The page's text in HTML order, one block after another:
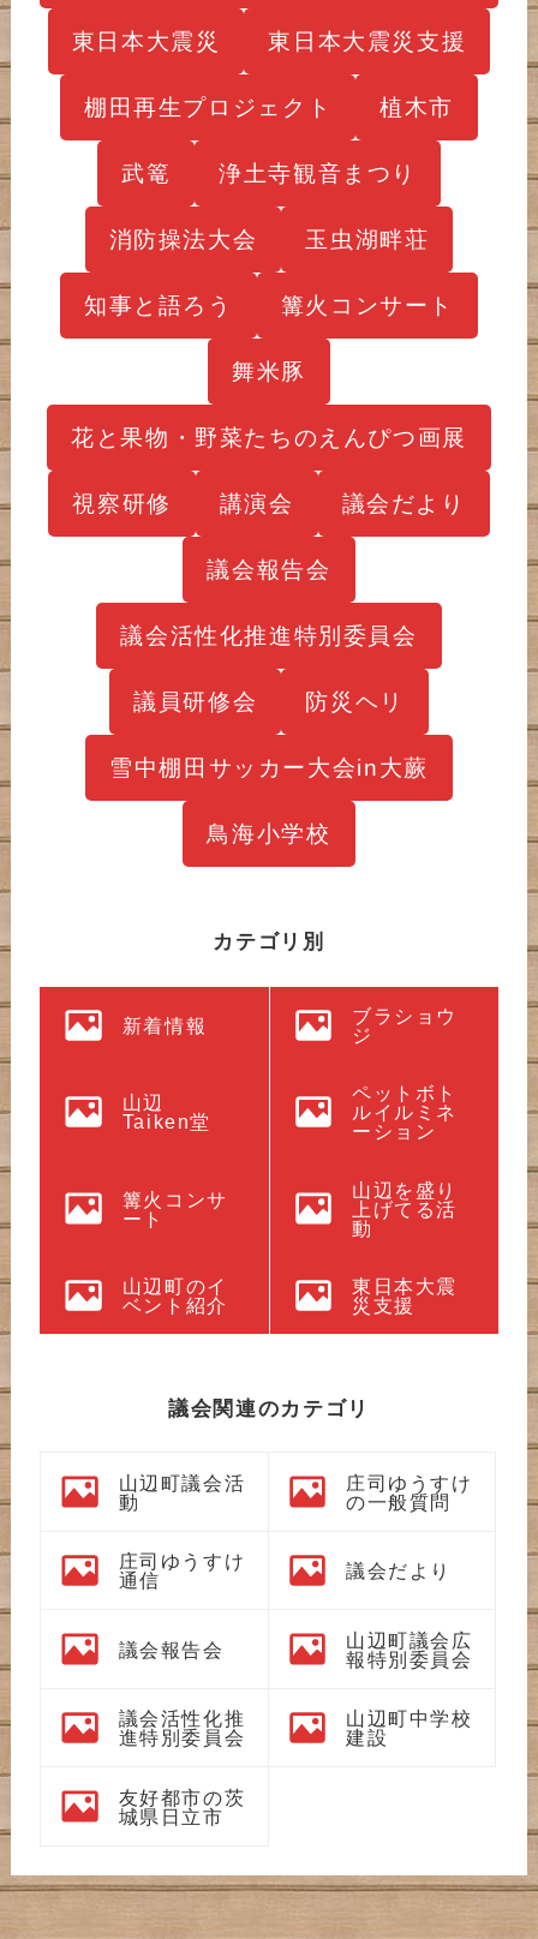
東日本大震災 東日本大震災支援
棚田再生プロジェクト 植木市
武篭 浄土寺観音まつり
消防操法大会 玉虫湖畔荘
知事と語ろう 篝火コンサート
舞米豚
花と果物・野菜たちのえんぴつ画展
視察研修 講演会 議会だより
議会報告会
議会活性化推進特別委員会
議員研修会 防災ヘリ
雪中棚田サッカー大会in大蕨
鳥海小学校
カテゴリ別
新着情報
ブラショウ
ジ
山辺
Taiken堂
ペットボト
ルイルミネ
ーション
篝火コンサ
ート
山辺を盛り
上げてる活
動
山辺町のイ
ベント紹介
東日本大震
災支援
議会関連のカテゴリ
山辺町議会活
動
庄司ゆうすけ
の一般質問
庄司ゆうすけ
通信
議会だより
議会報告会
山辺町議会広
報特別委員会
議会活性化推
進特別委員会
山辺町中学校
建設
友好都市の茨
城県日立市